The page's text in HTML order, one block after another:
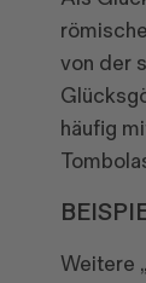
von der
häufig
Weitere